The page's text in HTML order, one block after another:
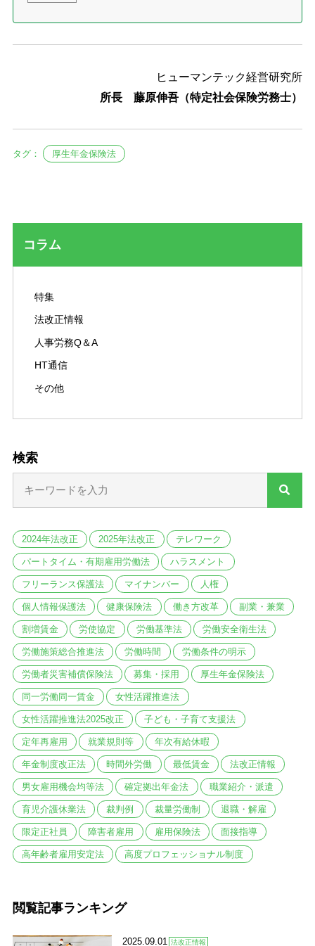
ヒューマンテック経営研究所
所長 藤原伸吾（特定社会保険労務士）
タグ： 厚生年金保険法
コラム
特集
法改正情報
人事労務Q＆A
HT通信
その他
検索
2024年法改正 2025年法改正 テレワーク
パートタイム・有期雇用労働法 ハラスメント
フリーランス保護法 マイナンバー 人権
個人情報保護法 健康保険法 働き方改革 副業・兼業
割増賃金 労使協定 労働基準法 労働安全衛生法
労働施策総合推進法 労働時間 労働条件の明示
労働者災害補償保険法 募集・採用 厚生年金保険法
同一労働同一賃金 女性活躍推進法
女性活躍推進法2025改正 子ども・子育て支援法
定年再雇用 就業規則等 年次有給休暇
年金制度改正法 時間外労働 最低賃金 法改正情報
男女雇用機会均等法 確定拠出年金法 職業紹介・派遣
育児介護休業法 裁判例 裁量労働制 退職・解雇
限定正社員 障害者雇用 雇用保険法 面接指導
高年齢者雇用安定法 高度プロフェッショナル制度
閲覧記事ランキング
2025.09.01 法改正情報